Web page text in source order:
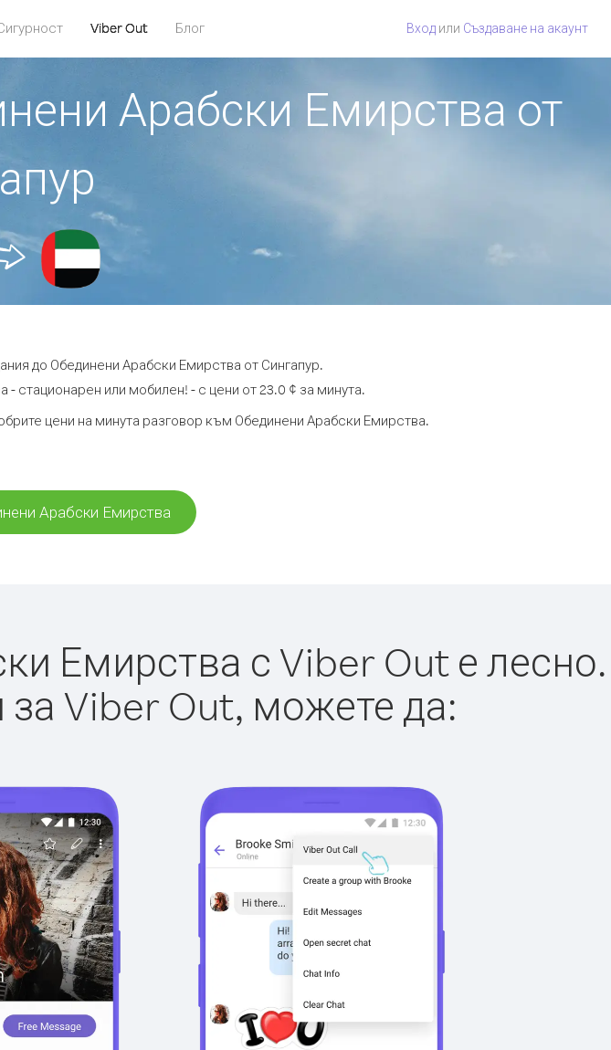
Viber Out Блог Вход или Създаване на акаунт
Арабски Емирства от
до Обединени Арабски Емирства от Сингапур.
стационарен или мобилен! - с цени от 23.0 ¢ за минута.
цени на минута разговор към Обединени Арабски Емирства.
Арабски Емирства
Емирства с Viber Out е лесно.
Viber Out, можете да: